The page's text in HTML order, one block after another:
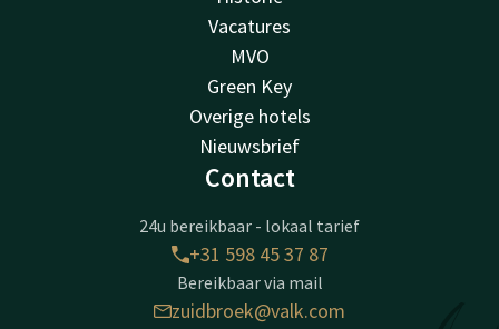
Vacatures
MVO
Green Key
Overige hotels
Nieuwsbrief
Contact
24u bereikbaar - lokaal tarief
+31 598 45 37 87
Bereikbaar via mail
zuidbroek@valk.com